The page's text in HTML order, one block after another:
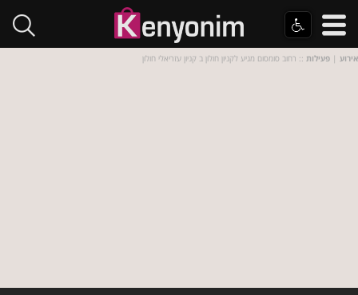
אירוע | פעילות :: רחוב סומסום מגיע לקניון חולון ב קניון עזריאלי חולון